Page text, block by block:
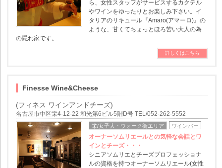
ら、女性スタッフがサービスするカクテル
やワインをゆったりとお楽しみ下さい。イ
タリアのリキュール『Amaro(アマーロ)』の
ような、甘くてちょっとほろ苦い大人の為
の隠れ家です。
詳しくはこちら
Finesse Wine&Cheese
(フィネス ワインアンドチーズ)
名古屋市中区栄4-12-22 和光第6ビル5階D号 TEL/052-262-5552
栄/女子大・ウォーク街エリア ワインバー
オーナーソムリエールとの気軽な会話とワ
インとチーズ・・・
シニアソムリエとチーズプロフェッショナ
ルの資格を持つオーナーソムリエール(女性